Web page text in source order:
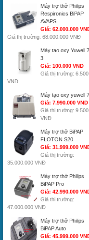
Máy trợ thở Philips
Respironics BiPAP
AVAPS
Giá: 62.000.000
Giá thị trường: 68.000.000 VNĐ
Máy tạo oxy Yuwell
3
Giá: 100.000 VND
Giá thị trường:
VNĐ
Máy tạo oxy yuwell
Giá: 7.990.000 VND
Giá thị trường:
VNĐ
Máy trợ thở BiPAP
FLOTON S20
Giá: 31.999.000
Giá thị trường:
35.000.000 VNĐ
Máy trợ thở Philips
BiPAP Pro
Giá: 42.990.000
Giá thị trường:
47.000.000 VNĐ
Máy trợ thở Philips
BiPAP Auto
Giá: 45.999.000